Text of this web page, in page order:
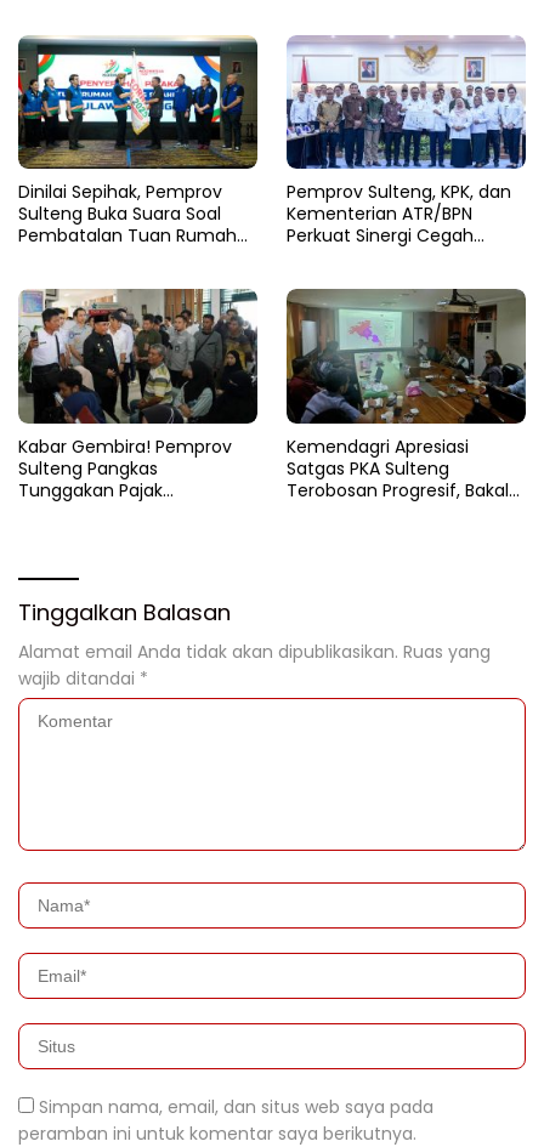
Dinilai Sepihak, Pemprov
Sulteng Buka Suara Soal
Pembatalan Tuan Rumah
Pemprov Sulteng, KPK, dan
Kementerian ATR/BPN
Perkuat Sinergi Cegah
Kabar Gembira! Pemprov
Sulteng Pangkas
Tunggakan Pajak
Kemendagri Apresiasi
Satgas PKA Sulteng
Terobosan Progresif, Bakal
Tinggalkan Balasan
Alamat email Anda tidak akan dipublikasikan. Ruas yang
wajib ditandai *
Simpan nama, email, dan situs web saya pada
peramban ini untuk komentar saya berikutnya.